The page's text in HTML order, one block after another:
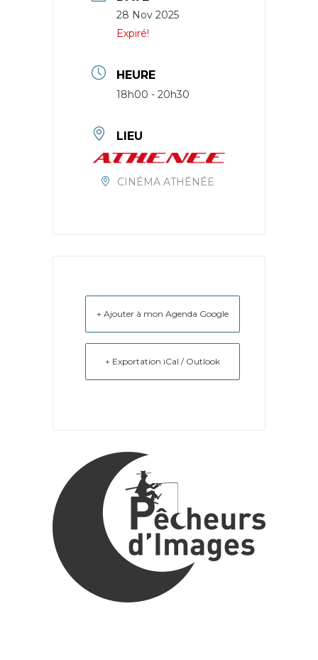
28 Nov 2025
Expiré!
HEURE
18h00 - 20h30
LIEU
CINÉMA ATHÉNÉE
+ Ajouter à mon Agenda Google
+ Exportation iCal / Outlook